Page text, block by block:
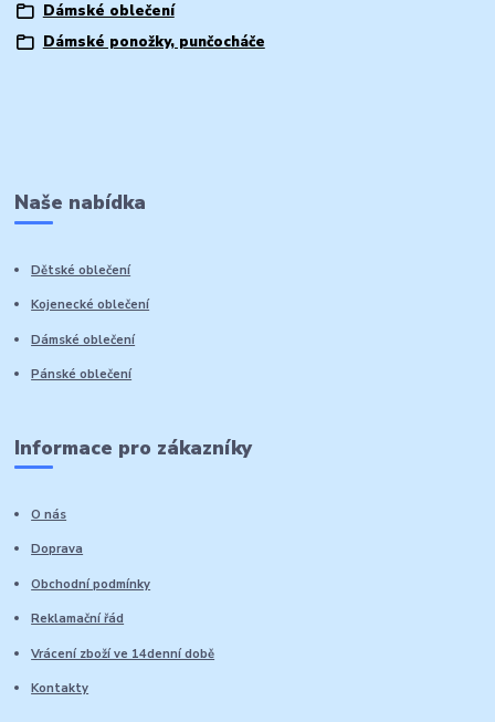
Dámské oblečení
Dámské ponožky, punčocháče
Naše nabídka
Dětské oblečení
Kojenecké oblečení
Dámské oblečení
Pánské oblečení
Informace pro zákazníky
O nás
Doprava
Obchodní podmínky
Reklamační řád
Vrácení zboží ve 14denní době
Kontakty